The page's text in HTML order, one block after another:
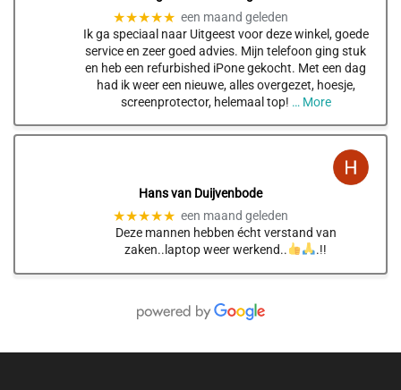
★★★★★ een maand geleden
Ik ga speciaal naar Uitgeest voor deze winkel, goede
service en zeer goed advies. Mijn telefoon ging stuk
en heb een refurbished iPone gekocht. Met een dag
had ik weer een nieuwe, alles overgezet, hoesje,
screenprotector, helemaal top! … More
Hans van Duijvenbode
★★★★★ een maand geleden
Deze mannen hebben écht verstand van
zaken..laptop weer werkend..
.!!